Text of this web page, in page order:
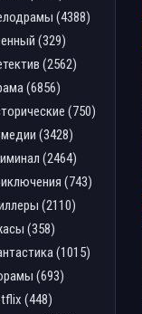
(4388)
(329)
(2562)
(6856)
(750)
(3428)
(2464)
(743)
(2110)
(358)
(1015)
(693)
(448)